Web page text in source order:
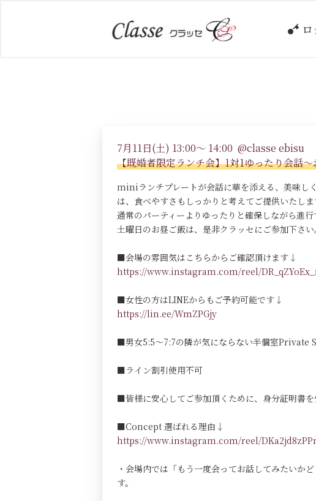
7月11日(土) 13:00～ 14:00 @classe ebisu
【既婚者限定ランチ会】1対1ゆったり会話
miniランチプレートが会話に華を添える、美味し
は、食べやすさもしっかりと考えてご提供いたし
通常のパーティーよりゆったりと確保しながら進
土曜日のお昼ご飯は、是非クラッセにご参加下さい
■会場の雰囲気はこちらからご確認頂けます↓
https://www.instagram.com/reel/
■女性の方はLINEからもご予約可能です↓
https://lin.ee/WmZPGjy
■男女5:5～7:7の隣が気にならない半個室Private
■ライン割引使用不可
■皆様に安心してご参加頂くために、身分証明書
■Concept 選ばれる理由↓
https://www.instagram.com/reel/
・会場内では「もう一度会ってお話してみたいか
す。